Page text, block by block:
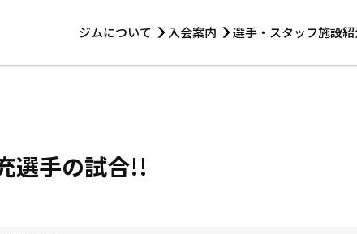
ジムについて 入会案内 選手・スタッフ施設紹
選手・スタッフ
選手の試合!!